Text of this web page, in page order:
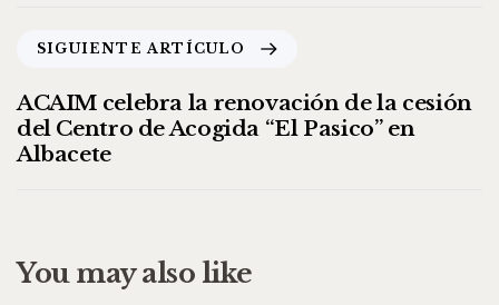
SIGUIENTE ARTÍCULO
ACAIM celebra la renovación de la cesión
del Centro de Acogida “El Pasico” en
Albacete
You may also like